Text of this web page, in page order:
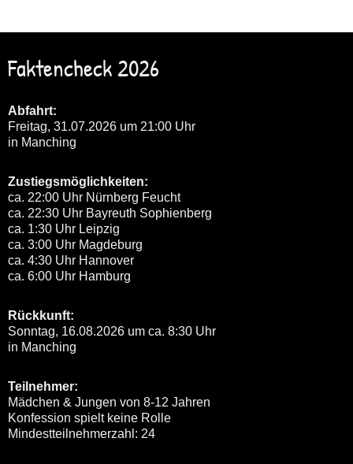
Faktencheck 2026
Abfahrt:
Freitag, 31.07.2026 um 21:00 Uhr
in Manching
Zustiegsmöglichkeiten:
ca. 22:00 Uhr Nürnberg Feucht
ca. 22:30 Uhr Bayreuth Sophienberg
ca. 1:30 Uhr Leipzig
ca. 3:00 Uhr Magdeburg
ca. 4:30 Uhr Hannover
ca. 6:00 Uhr Hamburg
Rückkunft:
Sonntag, 16.08.2026 um ca. 8:30 Uhr
in Manching
Teilnehmer:
Mädchen & Jungen von 8-12 Jahren
Konfession spielt keine Rolle
Mindestteilnehmerzahl: 24